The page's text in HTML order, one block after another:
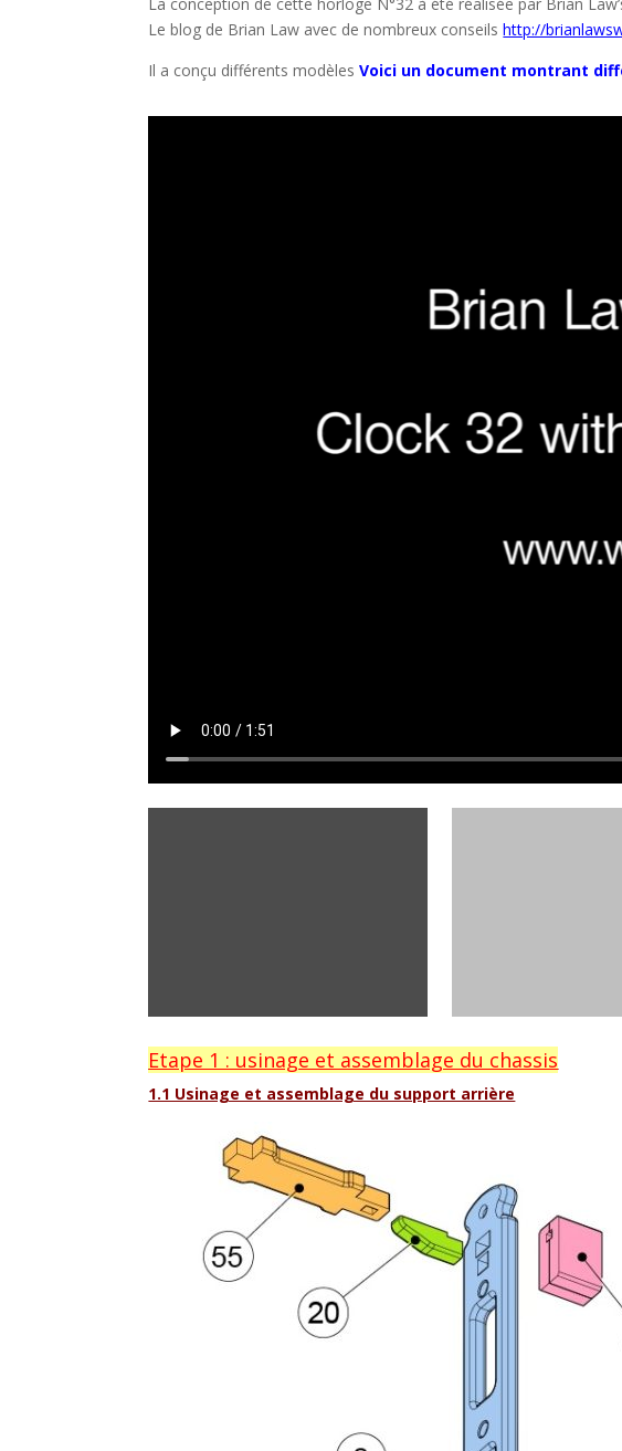
Le blog de Brian Law avec de nombreux conseilshttp://
Il a conçu différents modèlesVoici un document montrant
Etape 1 : usinage et assemblage du chassis
1.1 Usinage et assemblage du support arrière